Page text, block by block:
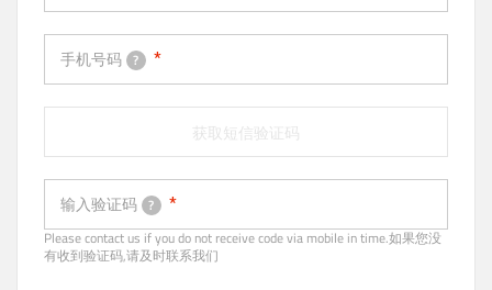
手机号码 ?
输入验证码 ?
获取短信验证码
Please contact us if you do not receive code via mobile in time.如果您没
有收到验证码,请及时联系我们